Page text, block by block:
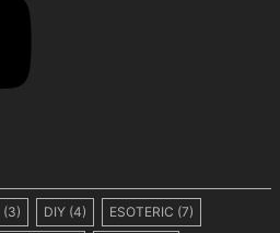
(3) DIY (4) ESOTERIC (7)